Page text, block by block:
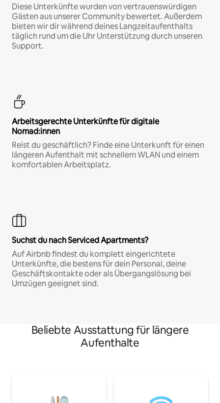
Diese Unterkünfte wurden von vertrauenswürdigen
Gästen aus unserer Community bewertet. Außerdem
bieten wir dir während deines Langzeitaufenthalts
täglich rund um die Uhr Unterstützung durch unseren
Support.
Arbeitsgerechte Unterkünfte für digitale
Nomad:innen
Reist du geschäftlich? Finde eine Unterkunft für einen
längeren Aufenthalt mit schnellem WLAN und einem
komfortablen Arbeitsplatz.
Suchst du nach Serviced Apartments?
Auf Airbnb findest du komplett eingerichtete
Unterkünfte, die bestens für dein Personal, deine
Geschäftskontakte oder als Übergangslösung bei
Umzügen geeignet sind.
Beliebte Ausstattung für längere
Aufenthalte